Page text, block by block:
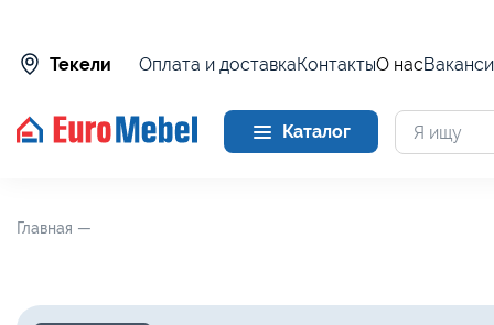
Текели Оплата и доставкаКонтактыО нас
Каталог
Главная —